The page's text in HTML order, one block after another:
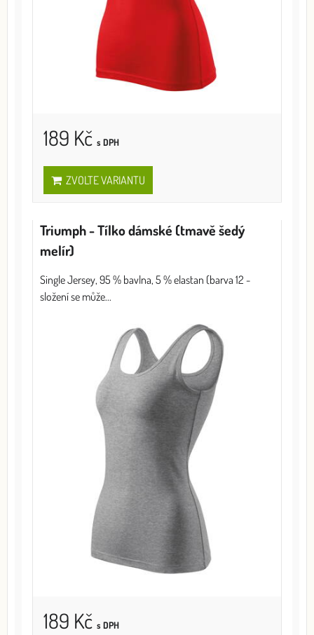
189 Kč s DPH
ZVOLTE VARIANTU
Triumph - Tílko dámské (tmavě šedý
melír)
Single Jersey, 95 % bavlna, 5 % elastan (barva 12 -
složení se může...
189 Kč s DPH